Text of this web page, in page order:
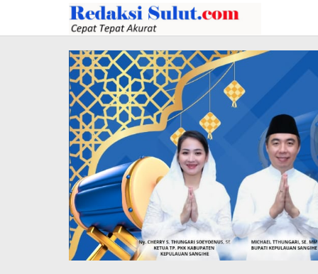
konten